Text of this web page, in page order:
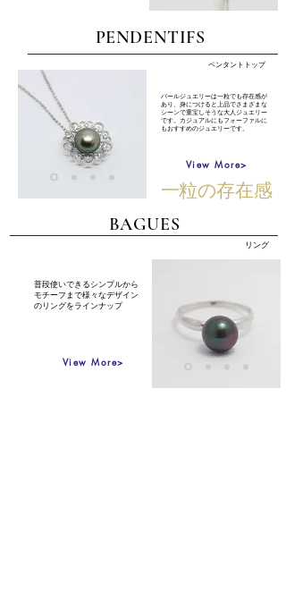
PENDENTIFS
ペンタントトップ
パールジュエリーは一粒でも存在感が
あり、身につけると上品でさまざまな
シーンで重宝しそうな大人ジュエリー
です。カジュアルにもフォーファルに
もおすすめのジュエリーです。
View More>
一粒の存在感
BAGUES
リング
​普段使いできるシンプルから
モチーフまで様々なデザイン
のリングをラインナップ
View More>